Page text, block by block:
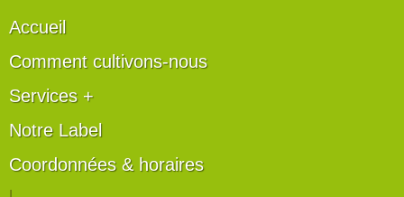
Accueil
Comment cultivons-nous
Services +
Notre Label
Coordonnées & horaires